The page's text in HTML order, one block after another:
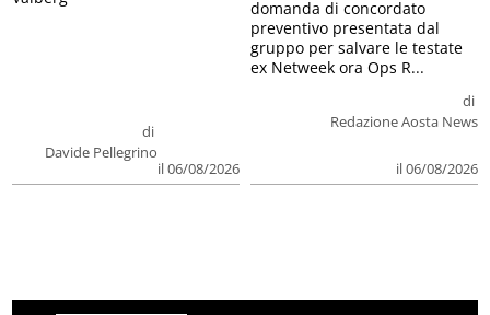
di
Davide Pellegrino
il 06/08/2026
di
Redazione Aosta News
il 06/08/2026
domanda di concordato
preventivo presentata dal
gruppo per salvare le testate
ex Netweek ora Ops R...